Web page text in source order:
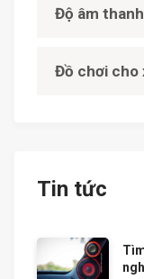
Độ âm
Đồ chơi cho
Tin tức